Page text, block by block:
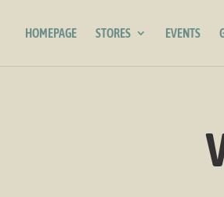
HOMEPAGE STORES EVENTS